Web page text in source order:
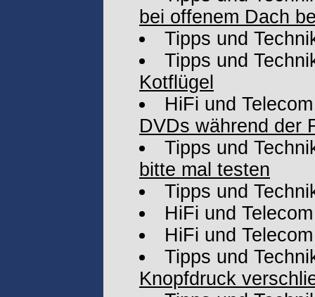
bei offenem Dach
Tipps und
Tipps und
Kotflügel
HiFi und Telecom
DVDs während der
Tipps und
bitte mal testen
Tipps und
HiFi und Telecom
HiFi und Telecom
Tipps und
Knopfdruck